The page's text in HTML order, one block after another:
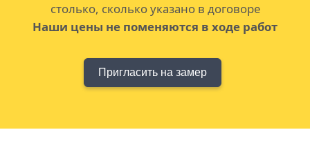
столько, сколько указано в договоре
Наши цены не поменяются в ходе работ
Пригласить на замер